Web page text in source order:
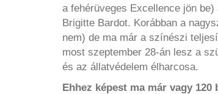
a fehérüveges Excellence jön
Brigitte Bardot. Korábban a
nem) de ma már a színészi
most szeptember 28-án lesz a
és az állatvédelem élharcosa.
Ehhez képest ma már vagy